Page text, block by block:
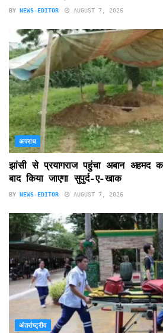
BY NEWS-EDITOR AUGUST 7, 2026
अपराध
झांसी से प्रयागराज पहुंचा अबान
बाद किया जाएगा सुपुर्द-ए-खाक
BY NEWS-EDITOR AUGUST 7, 2026
अंतर्राष्ट्रीय